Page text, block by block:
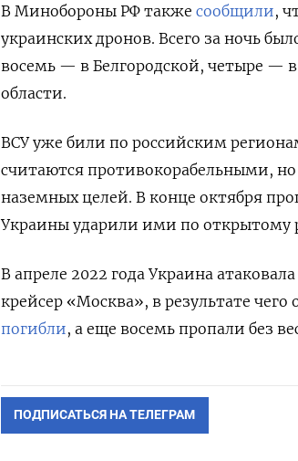
В Минобороны РФ также сообщили,
украинских дронов. Всего за ночь
восемь — в Белгородской, четыре —
области.
ВСУ уже били по российским
считаются противокорабельными,
наземных целей. В конце октября
Украины ударили ими по открытому
В апреле 2022 года Украина
крейсер «Москва», в результате
погибли, а еще восемь пропали без
ПОДПИСАТЬСЯ НА ТЕЛЕГРАМ